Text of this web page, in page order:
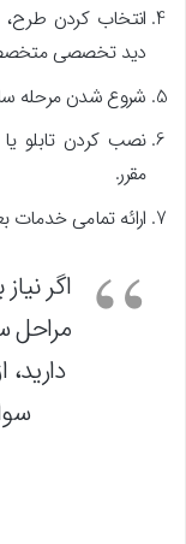
انتخاب کردن
دید تخصصی
شروع شدن مرحله
نصب کردن تابلو
مقرر.
ارائه تمامی خدمات
اگر
مراحل